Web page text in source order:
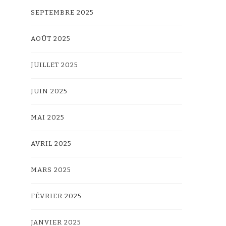
SEPTEMBRE 2025
AOÛT 2025
JUILLET 2025
JUIN 2025
MAI 2025
AVRIL 2025
MARS 2025
FÉVRIER 2025
JANVIER 2025